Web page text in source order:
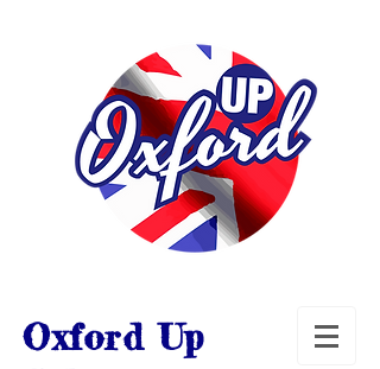
Oxford Up